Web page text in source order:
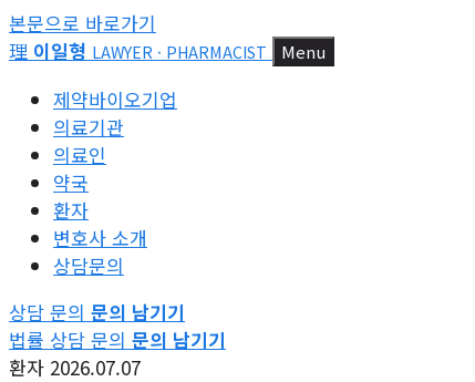
본문으로 바로가기
理 이일형 LAWYER · PHARMACIST Menu
제약바이오기업
의료기관
의료인
약국
환자
변호사 소개
상담문의
상담 문의 문의 남기기
법률 상담 문의 문의 남기기
환자 2026.07.07